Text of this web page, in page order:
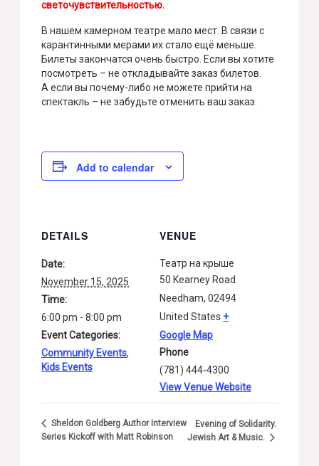
светочувствительностью.
В нашем камерном театре мало мест. В связи с
карантинными мерами их стало ещё меньше.
Билеты закончатся очень быстро. Если вы хотите
посмотреть – не откладывайте заказ билетов.
А если вы почему-либо не можете прийти на
спектакль – не забудьте отменить ваш заказ.
Add to calendar
DETAILS
Date:
November 15, 2025
Time:
6:00 pm - 8:00 pm
Event Categories:
Community Events,
Kids Events
VENUE
Театр на крыше
50 Kearney Road
Needham, 02494
United States +
Google Map
Phone
(781) 444-4300
View Venue Website
Sheldon Goldberg Author Interview
Series Kickoff with Matt Robinson
Evening of Solidarity.
Jewish Art & Music.